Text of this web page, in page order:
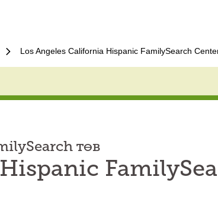
Los Angeles California Hispanic FamilySearch
төв